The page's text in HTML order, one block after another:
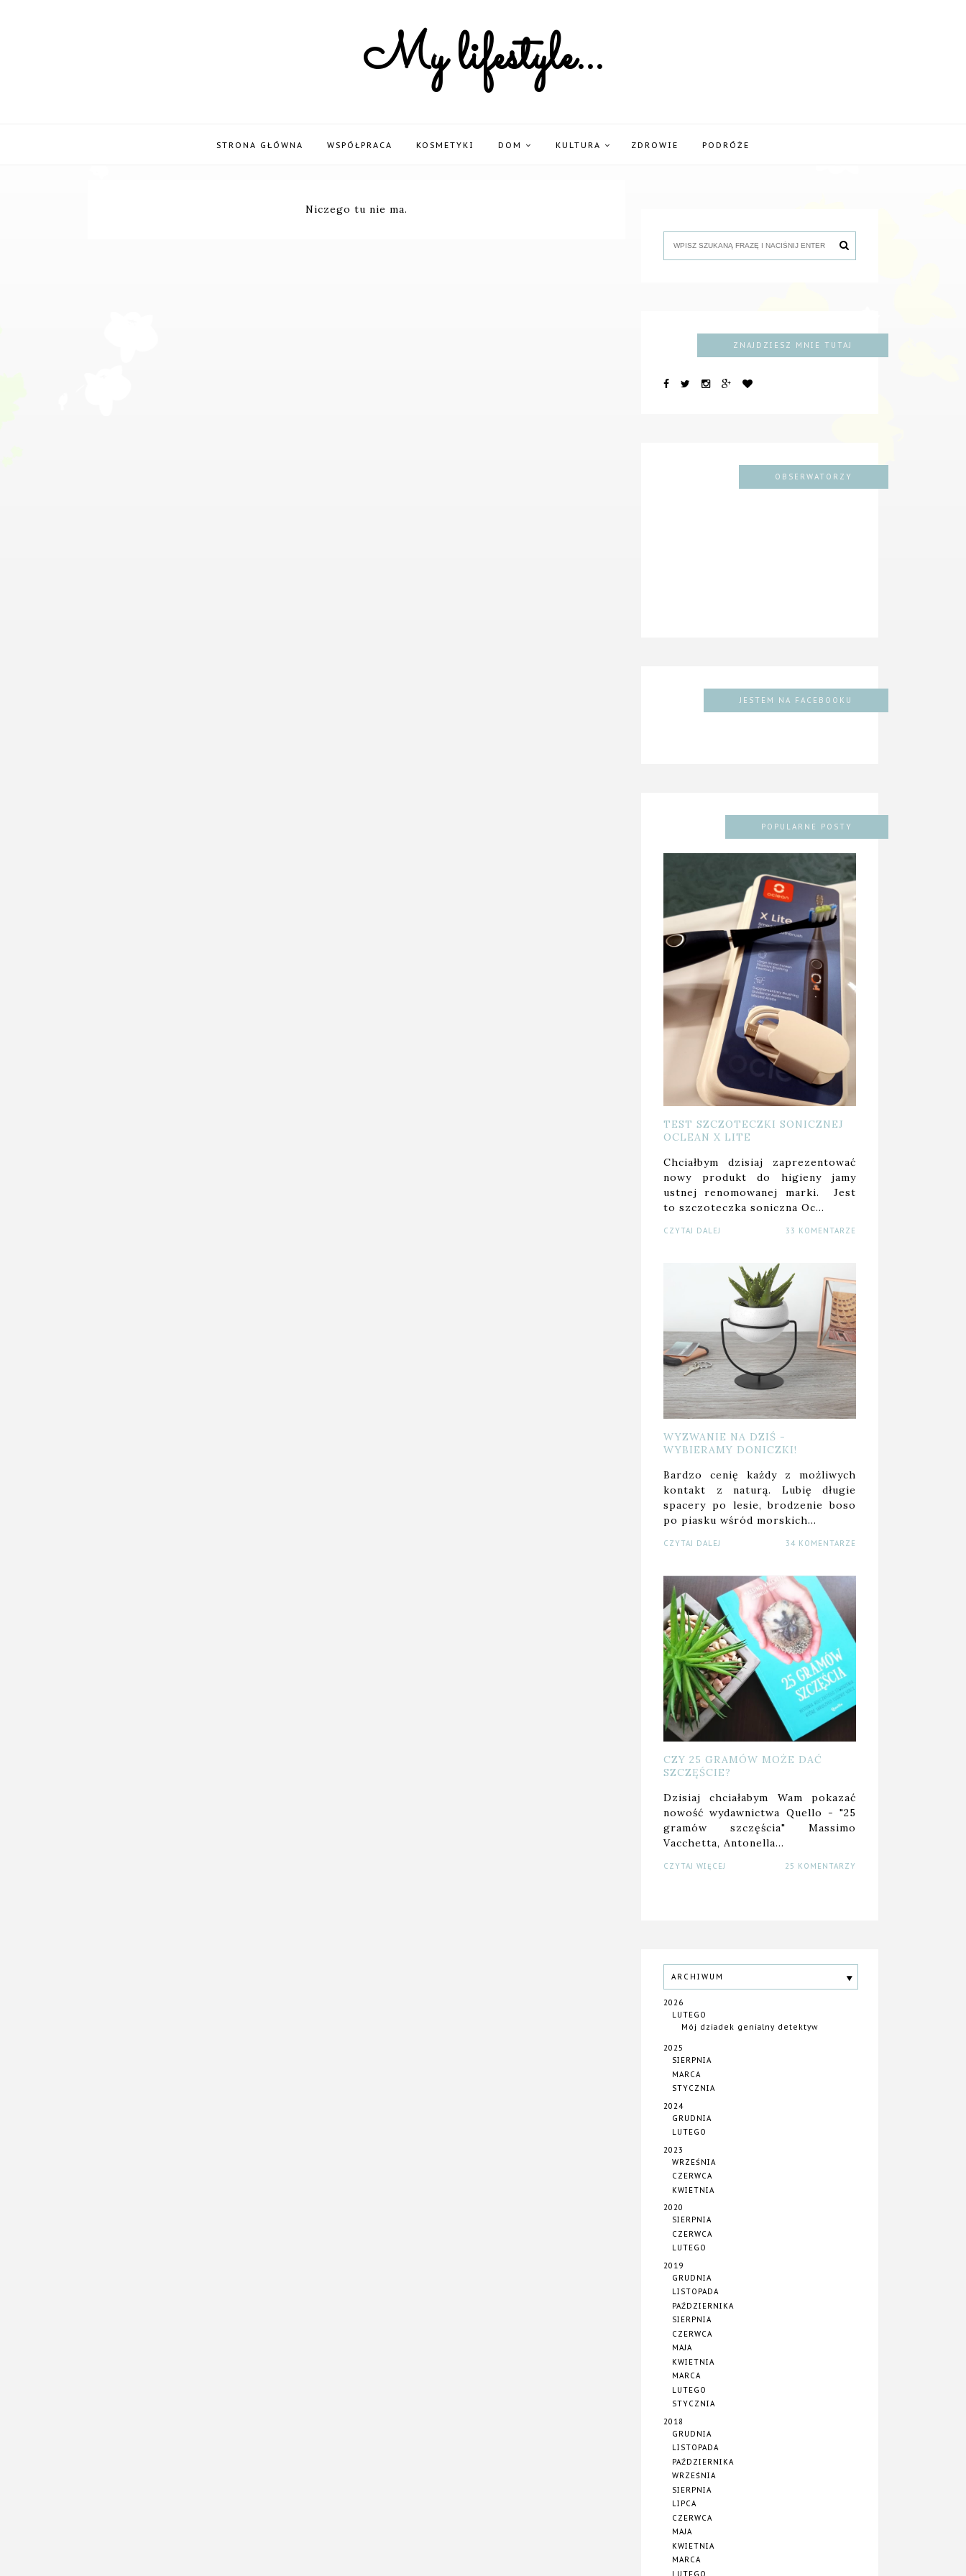
My lifestyle...
STRONA GŁÓWNA WSPÓŁPRACA KOSMETYKI DOM KULTURA ZDROWIE PODRÓŻE
Niczego tu nie ma.
ZNAJDZIESZ MNIE TUTAJ
OBSERWATORZY
JESTEM NA FACEBOOKU
POPULARNE POSTY
TEST SZCZOTECZKI SONICZNEJ
OCLEAN X LITE
Chciałbym dzisiaj zaprezentować
nowy produkt do higieny jamy
ustnej renomowanej marki. Jest
to szczoteczka soniczna Oc…
CZYTAJ DALEJ 33 KOMENTARZE
WYZWANIE NA DZIŚ -
WYBIERAMY DONICZKI!
Bardzo cenię każdy z możliwych
kontakt z naturą. Lubię długie
spacery po lesie, brodzenie boso
po piasku wśród morskich…
CZYTAJ DALEJ 34 KOMENTARZE
CZY 25 GRAMÓW MOŻE DAĆ
SZCZĘŚCIE?
Dzisiaj chciałabym Wam pokazać
nowość wydawnictwa Quello - "25
gramów szczęścia" Massimo
Vacchetta, Antonella…
CZYTAJ WIĘCEJ 25 KOMENTARZY
ARCHIWUM
2026
LUTEGO
Mój dziadek genialny detektyw
2025
SIERPNIA
MARCA
STYCZNIA
2024
GRUDNIA
LUTEGO
2023
WRZEŚNIA
CZERWCA
KWIETNIA
2020
SIERPNIA
CZERWCA
LUTEGO
2019
GRUDNIA
LISTOPADA
PAŹDZIERNIKA
SIERPNIA
CZERWCA
MAJA
KWIETNIA
MARCA
LUTEGO
STYCZNIA
2018
GRUDNIA
LISTOPADA
PAŹDZIERNIKA
WRZEŚNIA
SIERPNIA
LIPCA
CZERWCA
MAJA
KWIETNIA
MARCA